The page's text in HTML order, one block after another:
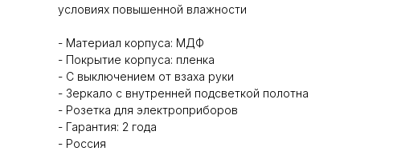
условиях повышенной влажности
- Материал корпуса: МДФ
- Покрытие корпуса: пленка
- С выключением от взаха руки
- Зеркало с внутренней подсветкой полотна
- Розетка для электроприборов
- Гарантия: 2 года
- Россия